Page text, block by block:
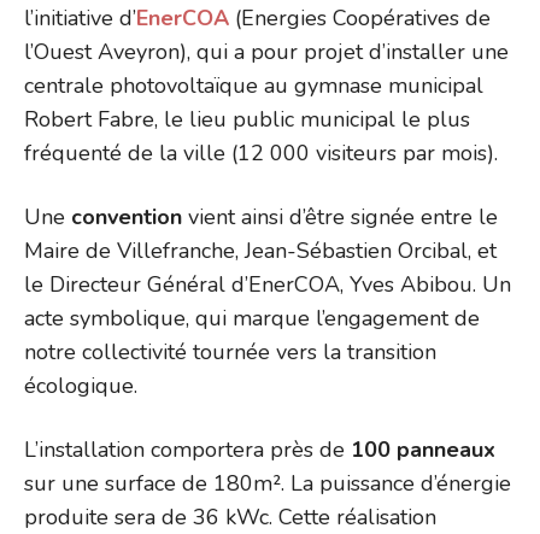
l’initiative d’EnerCOA (Energies Coopératives de
l’Ouest Aveyron), qui a pour projet d’installer une
centrale photovoltaïque au gymnase municipal
Robert Fabre, le lieu public municipal le plus
fréquenté de la ville (12 000 visiteurs par mois).
Une convention vient ainsi d’être signée entre le
Maire de Villefranche, Jean-Sébastien Orcibal, et
le Directeur Général d’EnerCOA, Yves Abibou. Un
acte symbolique, qui marque l’engagement de
notre collectivité tournée vers la transition
écologique.
L’installation comportera près de 100 panneaux
sur une surface de 180m². La puissance d’énergie
produite sera de 36 kWc. Cette réalisation